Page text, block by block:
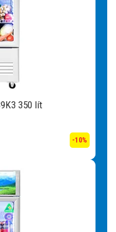
được tốt hơn.
khác đi kèm
350 lít
-10%